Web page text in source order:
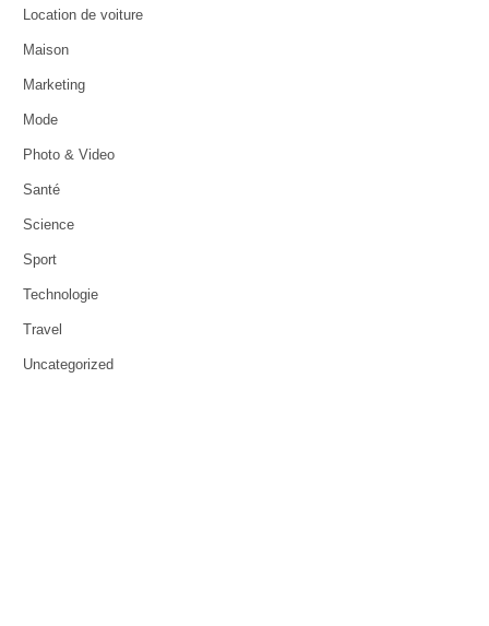
Location de voiture
Maison
Marketing
Mode
Photo & Video
Santé
Science
Sport
Technologie
Travel
Uncategorized